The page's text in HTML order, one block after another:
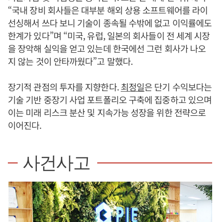
“국내 장비 회사들은 대부분 해외 상용 소프트웨어를 라이
선싱해서 쓰다 보니 기술이 종속될 수밖에 없고 이익률에도
한계가 있다”며 “미국, 유럽, 일본의 회사들이 전 세계 시장
을 장악해 실익을 얻고 있는데 한국에선 그런 회사가 나오
지 않는 것이 안타까웠다”고 말했다.
장기적 관점의 투자를 지향한다.최정일은 단기 수익보다는
기술 기반 중장기 사업 포트폴리오 구축에 집중하고 있으며
이는 미래 리스크 분산 및 지속가능 성장을 위한 전략으로
이어진다.
사건사고